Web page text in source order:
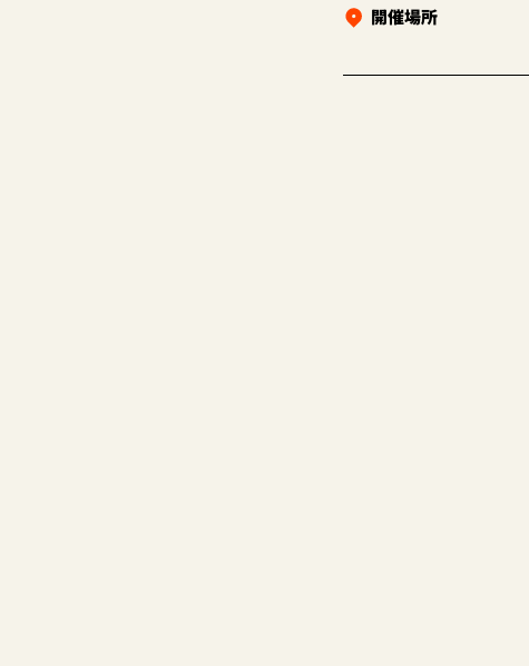
開催場所